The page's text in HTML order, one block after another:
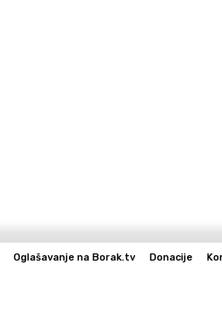
Oglašavanje na Borak.tv Donacije